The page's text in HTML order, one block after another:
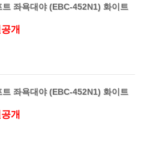
좌욕대야 (EBC-452N1) 화이트
개
좌욕대야 (EBC-452N1) 화이트
개